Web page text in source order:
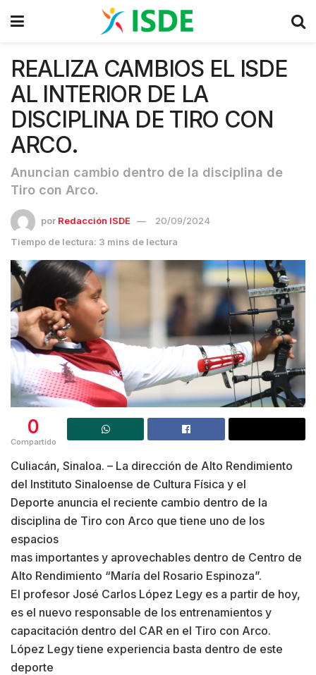
REALIZA CAMBIOS EL ISDE
AL INTERIOR DE LA
DISCIPLINA DE TIRO CON
ARCO.
Anuncian cambio dentro de la disciplina de
Tiro con Arco.
por Redacción ISDE
20/09/2024
Tiempo de lectura: 3 mins de lectura
0
Compartido
Culiacán, Sinaloa. – La dirección de Alto Rendimiento
del Instituto Sinaloense de Cultura Física y el
Deporte anuncia el reciente cambio dentro de la
disciplina de Tiro con Arco que tiene uno de los
espacios
mas importantes y aprovechables dentro de Centro de
Alto Rendimiento “María del Rosario Espinoza”.
El profesor José Carlos López Legy es a partir de hoy,
es el nuevo responsable de los entrenamientos y
capacitación dentro del CAR en el Tiro con Arco.
López Legy tiene experiencia basta dentro de este
deporte